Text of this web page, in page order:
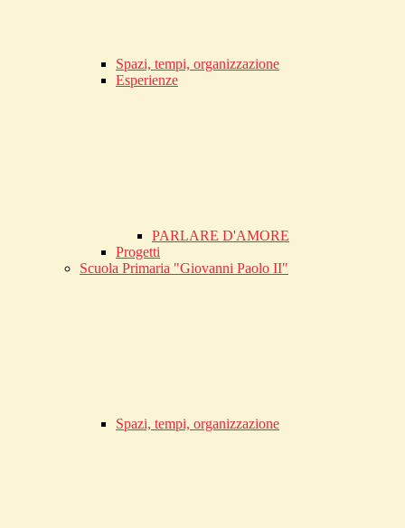
Spazi, tempi, organizzazione
Esperienze
PARLARE D'AMORE
Progetti
Scuola Primaria "Giovanni Paolo II"
Spazi, tempi, organizzazione